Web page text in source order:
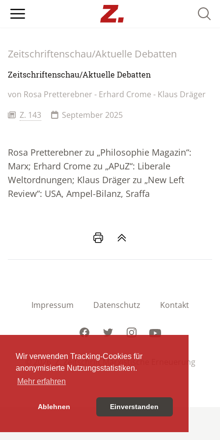
Wir verwenden Tracking-Cookies für
anonymisierte Nutzungsstatistiken.
Mehr erfahren
Ablehnen Einverstanden
Zeitschriftenschau/Aktuelle Debatten
Zeitschriftenschau/Aktuelle Debatten
von Rosa Pretterebner - Erhard Crome - Klaus Dräger
Z. 143
September 2025
Rosa Pretterebner zu „Philosophie Magazin“:
Marx; Erhard Crome zu „APuZ“: Liberale
Weltordnungen; Klaus Dräger zu „New Left
Review“: USA, Ampel-Bilanz, Sraffa
Impressum Datenschutz Kontakt
FacebookTwitterInstagramYoutube
© 2026 Z. Zeitschrift Marxistische Erneuerung